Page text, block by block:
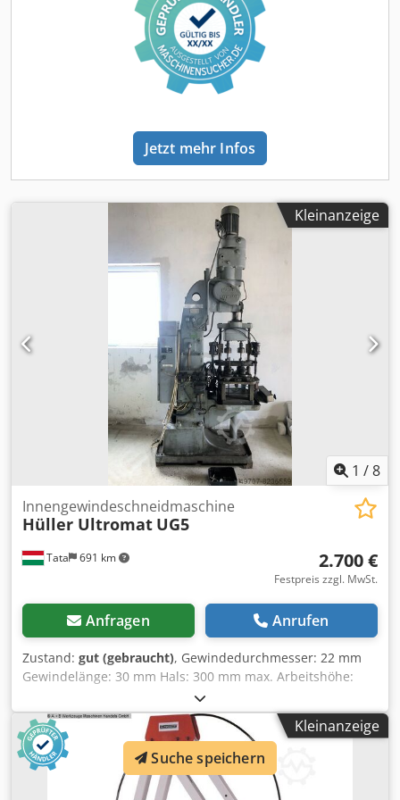
Max. Länge U-Winkel 3.000 mm A - Arbeitshöhe 850 mm B -
Säulenhöhe 955 mm C - Höhe gesamt 1.140 mm D - Breite
Bodenplatte 600 mm E - Länge Bodenplatte 600 mm Preis
ist inclusive Tischplatte mit Füßen, jedoch ohne 3 - D
Jetzt mehr Infos
Kleinanzeige
1 /8
Tata 691 km
Innengewindeschneidmaschine
Hüller Ultromat UG5
2.700 €
Festpreis zzgl. MwSt.
Anfragen Anrufen
Zustand: gut (gebraucht), Gewindedurchmesser: 22 mm
Gewindelänge: 30 mm Hals: 300 mm max. Arbeitshöhe:
1100 mm Lochtisch: 360 x 500 mm Bohrtiefe max.: ca.
500mm Csdpji Nnutjfx Amgsrf Bohrerabstand: 130 mm
Strombedarf: ca. 1,0 kW Nennstromaufnahme: 6 A
Maschinengewicht ca.: 1,4 t Maschinenabmessungen ca.:
1,3 x 0,68 x 2,85 m Steuereinheit: konventionell
Einzigartiger Tisch zum Doppelkopfbohren mit 4
Kleinanzeige
Suche speichern